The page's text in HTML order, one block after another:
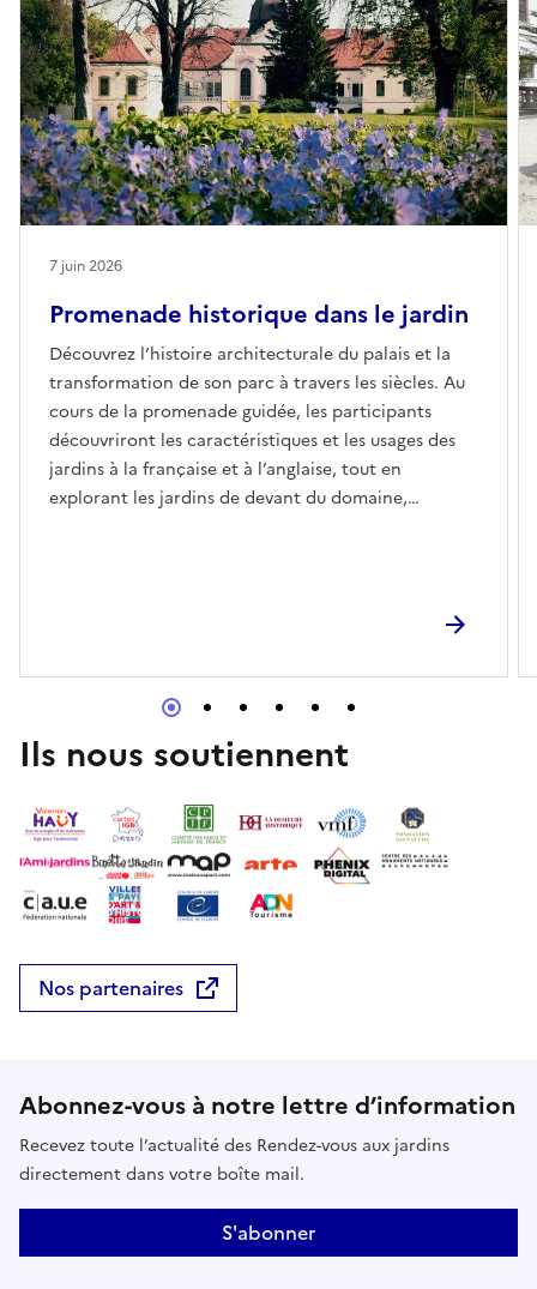
Promenade historique dans le jardin
Découvrez l’histoire architecturale du palais et la
transformation de son parc à travers les siècles. Au
cours de la promenade guidée, les participants
découvriront les caractéristiques et les usages des
jardins à la française et à l’anglaise, tout en
explorant les jardins de devant du domaine,
7 juin 2026
Ils nous soutiennent
Nos partenaires
Abonnez-vous à notre lettre d’information
Recevez toute l’actualité des Rendez-vous aux jardins
directement dans votre boîte mail.
S'abonner